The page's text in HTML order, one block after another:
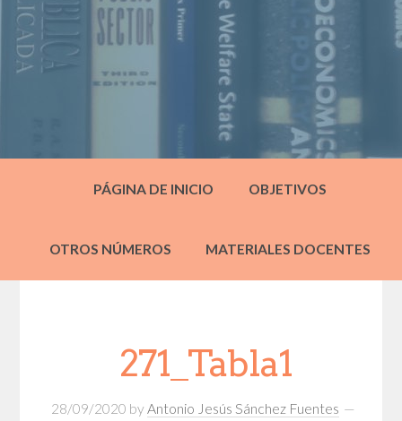
PÁGINA DE INICIO OBJETIVOS
OTROS NÚMEROS MATERIALES DOCENTES
271_Tabla1
28/09/2020 by Antonio Jesús Sánchez Fuentes